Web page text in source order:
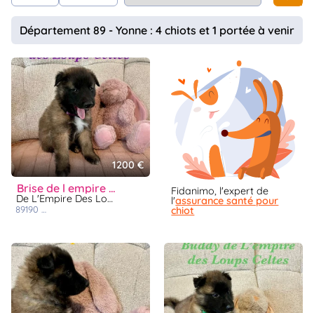
Assurances
Connexion
Département 89 - Yonne : 4 chiots et 1 portée à venir
1200 €
brise de l empire des loups celtes
De L'Empire Des Loups Celtes
89190
Fidanimo, l'expert de
l'assurance santé pour
chiot